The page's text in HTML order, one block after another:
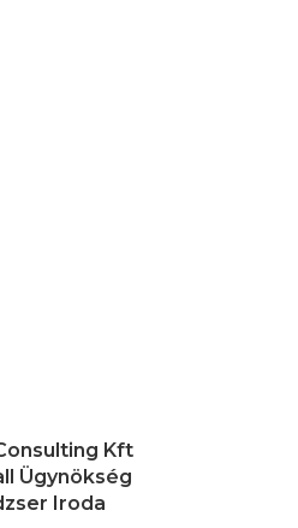
Kft
Ügynökség
Iroda